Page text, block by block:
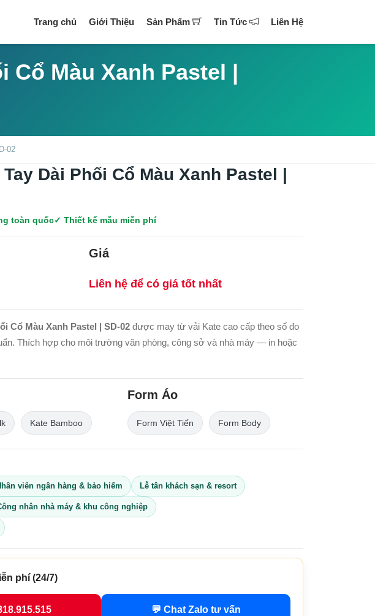
Trang chủ Giới Thiệu Sản Phẩm Tin Tức Liên Hệ
Cổ Màu Xanh Pastel |
02
Dài Phối Cổ Màu Xanh Pastel |
toàn quốc✓ Thiết kế mẫu miễn phí
Giá
Liên hệ để có giá tốt nhất
Cổ Màu Xanh Pastel | SD-02 được may từ vải Kate cao cấp theo số đo
Thích hợp cho môi trường văn phòng, công sở và nhà máy — in hoặc
Kate Bamboo
Form Áo
Form Việt Tiến Form Body
viên ngân hàng & bảo hiểm Lễ tân khách sạn & resort
nhân nhà máy & khu công nghiệp
phí (24/7)
💬 Chat Zalo tư vấn